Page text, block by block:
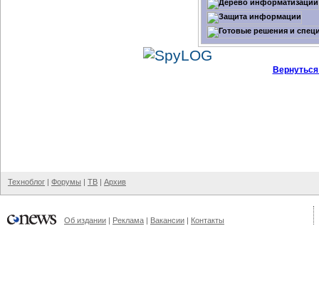
Техноблог | Форумы | ТВ | Архив
Об издании | Реклама | Вакансии | Контакты